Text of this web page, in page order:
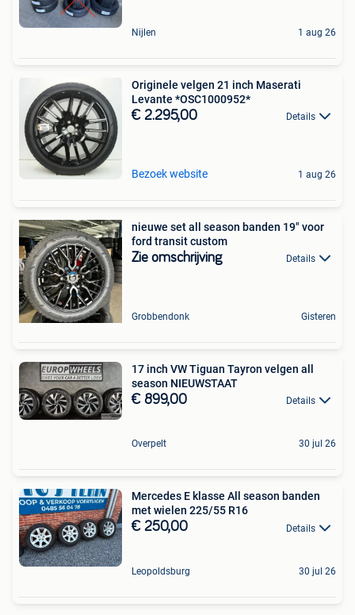
Nijlen 1 aug 26
Originele velgen 21 inch Maserati
Levante *OSC1000952*
€ 2.295,00 Details
Bezoek website 1 aug 26
nieuwe set all season banden 19" voor
ford transit custom
Zie omschrijving Details
Grobbendonk Gisteren
17 inch VW Tiguan Tayron velgen all
season NIEUWSTAAT
€ 899,00 Details
Overpelt 30 jul 26
Mercedes E klasse All season banden
met wielen 225/55 R16
€ 250,00 Details
Leopoldsburg 30 jul 26